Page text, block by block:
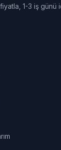
1-3 iş günü